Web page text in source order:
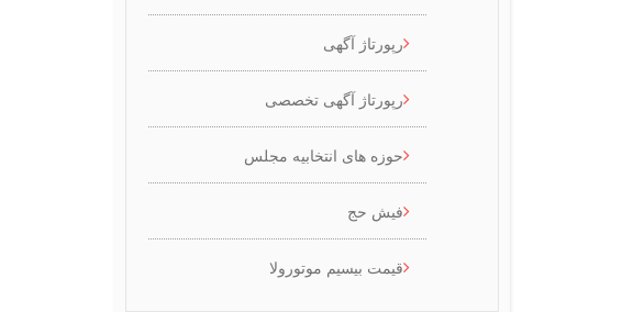
رپورتاژ آگهی
رپورتاژ آگهی تخصصی
حوزه های انتخابیه مجلس
فیش حج
قیمت بیسیم موتورولا